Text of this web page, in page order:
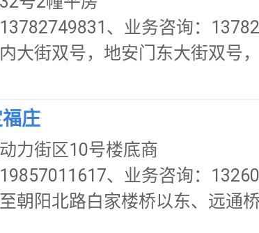
、业务咨询：
大街双号，地安门东大街双号
庄
力街区10号楼底商
、业务咨询：
朝阳北路白家楼桥以东、远通